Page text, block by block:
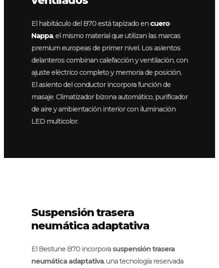
El habitáculo del B70 está tapizado en cuero
Nappa, el mismo material que utilizan las marcas
premium europeas de primer nivel. Los asientos
delanteros combinan calefacción y ventilación, con
ajuste eléctrico completo y memoria de posición.
El asiento del conductor incorpora función de
masaje. Climatizador bizona automático, purificador
de aire y ambientación interior con iluminación
LED multicolor.
Suspensión trasera
neumática adaptativa
El Bestune B70 incorpora suspensión trasera
neumática adaptativa, una tecnología reservada